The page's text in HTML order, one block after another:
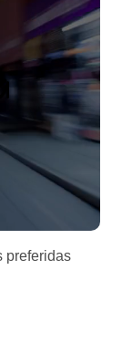
preferidas